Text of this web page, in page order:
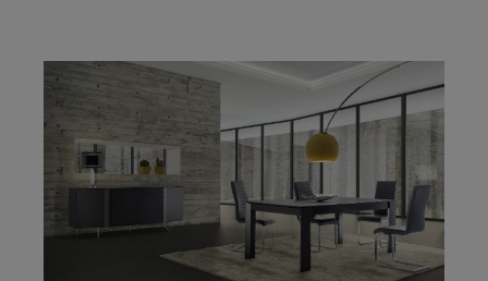
H.85 X P.50 cm
Existe en plusieurs dimensions, finitions et coloris.
Manufacture :
Table repas :
Piètement : fer coloré.
Plateau :MDF laqué mat et céramique catégorie 1.
Buffet :
Piétement :Fer coloré.
MDF laqué mat perlé.